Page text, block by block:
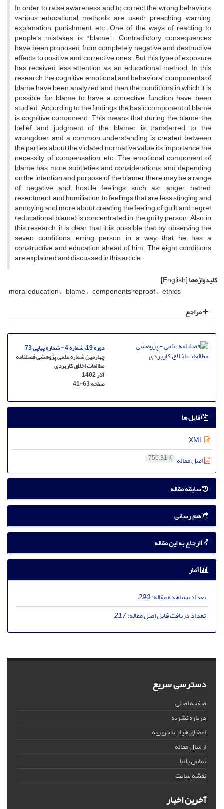
In order to raise awareness and to correct the wrong behaviors,
various educational methods are used: preaching, warning,
explanation, punishment, etc. One of the ways of reacting to
people's mistakes is "blame". Contradictory consequences
have been proposed, from completely negative and destructive
effects to positive and corrective ones;. But this type of exposure
has received less attention as an educational method. In this
research, the cognitive, emotional and behavioral components of
blame have been analyzed, and then, the conditions in which it is
possible for blame to have a corrective function have been
studied. According to the findings, the basic component of blame
is cognitive component. This means that during the blame, the
belief and judgment of the blamer is transferred to the
wrongdoer, and a common understanding is created between
the parties about the violated normative value, its importance, the
necessity of compensation, etc. The emotional component of
blame has more subtleties and considerations, and depending
on the intention and purpose of the blamer, there may be a range
of negative and hostile feelings such as: anger, hatred,
resentment, and humiliation, to feelings that are less stinging and
annoying and more about creating the feeling of guilt and regret
(educational blame) is concentrated in the guilty person. Also, in
this research, it is clear that it is possible that by observing the
seven conditions, erring person in a way that he has a
constructive and education ahead of him. The eight conditions
are explained and discussed in this article.
کلیدواژه‌ها[English]
moral education blame components reproof ethics
مراجع
دوره 19، شماره 4 - شماره پیاپی 73
چهارمین شماره علمی پژوهشی فصلنامه
مطالعات اخلاق کاربردی
آذر 1402
صفحه41-63
فایل ها
اصل مقاله 756.31 K
سابقه مقاله
هم رسانی
ارجاع به این مقاله
آمار
تعداد مشاهده مقاله:290
تعداد دریافت فایل اصل مقاله:217
دسترسی سریع
صفحه اصلی
درباره نشریه
اعضای هیات تحریریه
ارسال مقاله
تماس با ما
نقشه سایت
آخرین اخبار